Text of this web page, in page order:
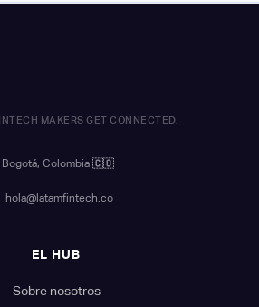
MAKERS GET CONNECTED.
Bogotá, Colombia 🇨🇴
hola@latamfintech.co
EL HUB
Sobre nosotros